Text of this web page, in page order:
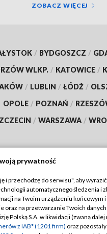
ZOBACZ WIĘCEJ
/ BYDGOSZCZ /
WLKP. / KATOWICE /
/ LUBLIN / ŁÓDŹ /
OPOLE / POZNAŃ /
/ WARSZAWA /
TVP
TVP
Regulamin TVP
Polityka prywatności
prywatność
i przechodzę do serwisu", aby
automatycznego śledzenia i
na Twoim urządzeniu końcowym i
oraz na przetwarzanie Twoich
Polską S.A. w likwidacji (zwaną dalej
z IAB* (1201 firm) oraz